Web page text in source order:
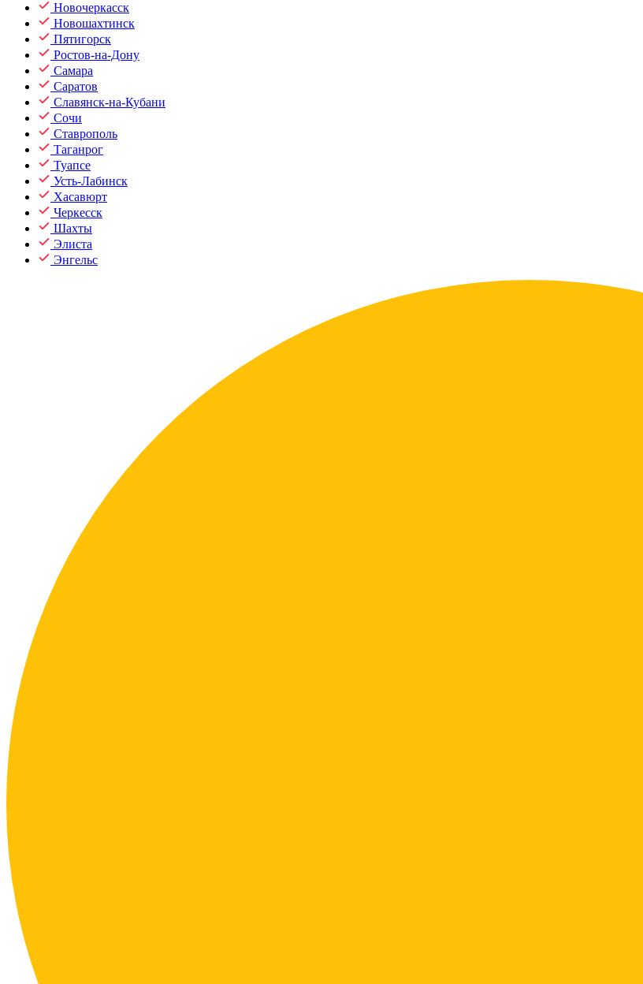
Новочеркасск
Новошахтинск
Пятигорск
Ростов-на-Дону
Самара
Саратов
Славянск-на-Кубани
Сочи
Ставрополь
Таганрог
Туапсе
Усть-Лабинск
Хасавюрт
Черкесск
Шахты
Элиста
Энгельс